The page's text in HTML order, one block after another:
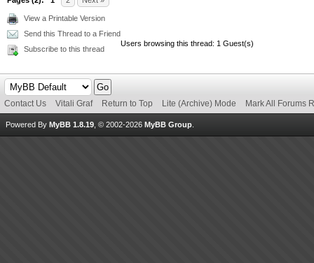
View a Printable Version
Send this Thread to a Friend
Subscribe to this thread
Users browsing this thread: 1 Guest(s)
Contact Us Vitali Graf Return to Top Lite (Archive) Mode Mark All Forums
Powered By MyBB 1.8.19 , © 2002-2026 MyBB Group